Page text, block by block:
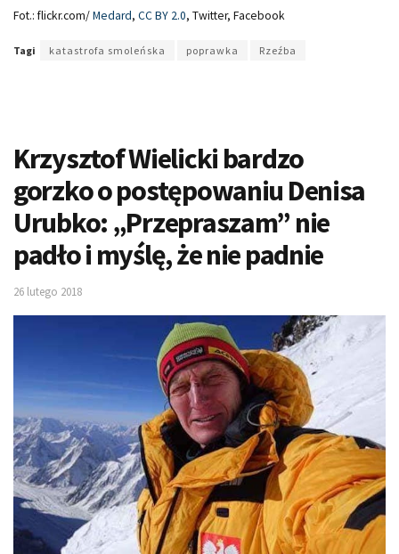
Fot.: flickr.com/Medard, CC BY 2.0, Twitter, Facebook
Tagi katastrofa smoleńska poprawka Rzeźba
Krzysztof Wielicki bardzo
gorzko o postępowaniu Denisa
Urubko: „Przepraszam” nie
padło i myślę, że nie padnie
26 lutego 2018